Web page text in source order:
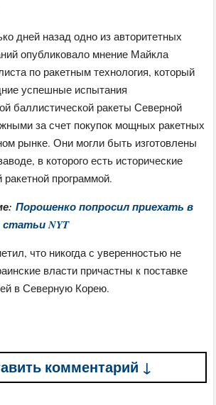
дней назад одно из авторитетных
опубликовало мнение Майкла
по ракетным технология, который
успешные испытания
баллистической ракеты Северной
за счет покупок мощных ракетных
рынке. Они могли быть изготовлены
в которого есть исторические
ракетной программой.
Порошенко попросил приехать в
статьи NYT
что никогда с уверенностью не
власти причастны к поставке
в Северную Корею.
комментарий ↓